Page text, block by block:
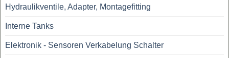
Hydraulikventile, Adapter, Montagefitting
Interne Tanks
Elektronik - Sensoren Verkabelung Schalter